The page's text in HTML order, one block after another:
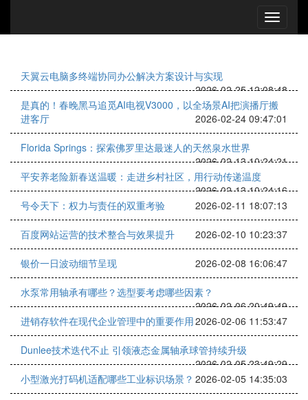
天翼云电脑多终端协同办公解决方案设计与实现
2026-02-25 12:08:48
是真的！春晚黑马追觅AI电视V3000，以全场景AI把演播厅搬
进客厅
2026-02-24 09:47:01
Florida Springs：探索佛罗里达最迷人的天然泉水世界
2026-02-13 10:24:21
平安养老险新春送温暖：走进乡村社区，用行动传递温度
2026-02-13 10:24:16
号令天下：权力与责任的双重考验
2026-02-11 18:07:13
百度网站运营的技术整合与效果提升 2026-02-10 10:23:37
银价一日波动细节呈现 2026-02-08 16:06:47
水泵常用轴承有哪些？选型要考虑哪些因素？
2026-02-06 20:49:49
进销存软件在现代企业管理中的重要作用2026-02-06 11:53:47
Dunlee技术迭代不止 引领液态金属轴承球管持续升级
2026-02-05 23:49:29
小型激光打码机适配哪些工业标识场景？ 2026-02-05 14:35:03